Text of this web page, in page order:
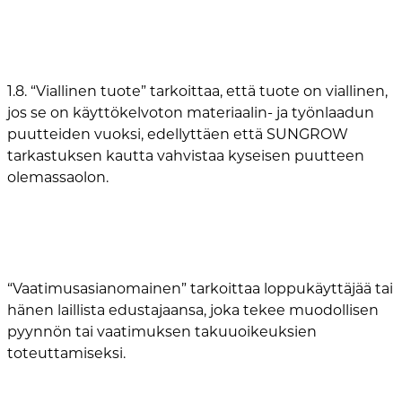
1.8. “Viallinen tuote” tarkoittaa, että tuote on viallinen,
jos se on käyttökelvoton materiaalin- ja työnlaadun
puutteiden vuoksi, edellyttäen että SUNGROW
tarkastuksen kautta vahvistaa kyseisen puutteen
olemassaolon.
“Vaatimusasianomainen” tarkoittaa loppukäyttäjää tai
hänen laillista edustajaansa, joka tekee muodollisen
pyynnön tai vaatimuksen takuuoikeuksien
toteuttamiseksi.